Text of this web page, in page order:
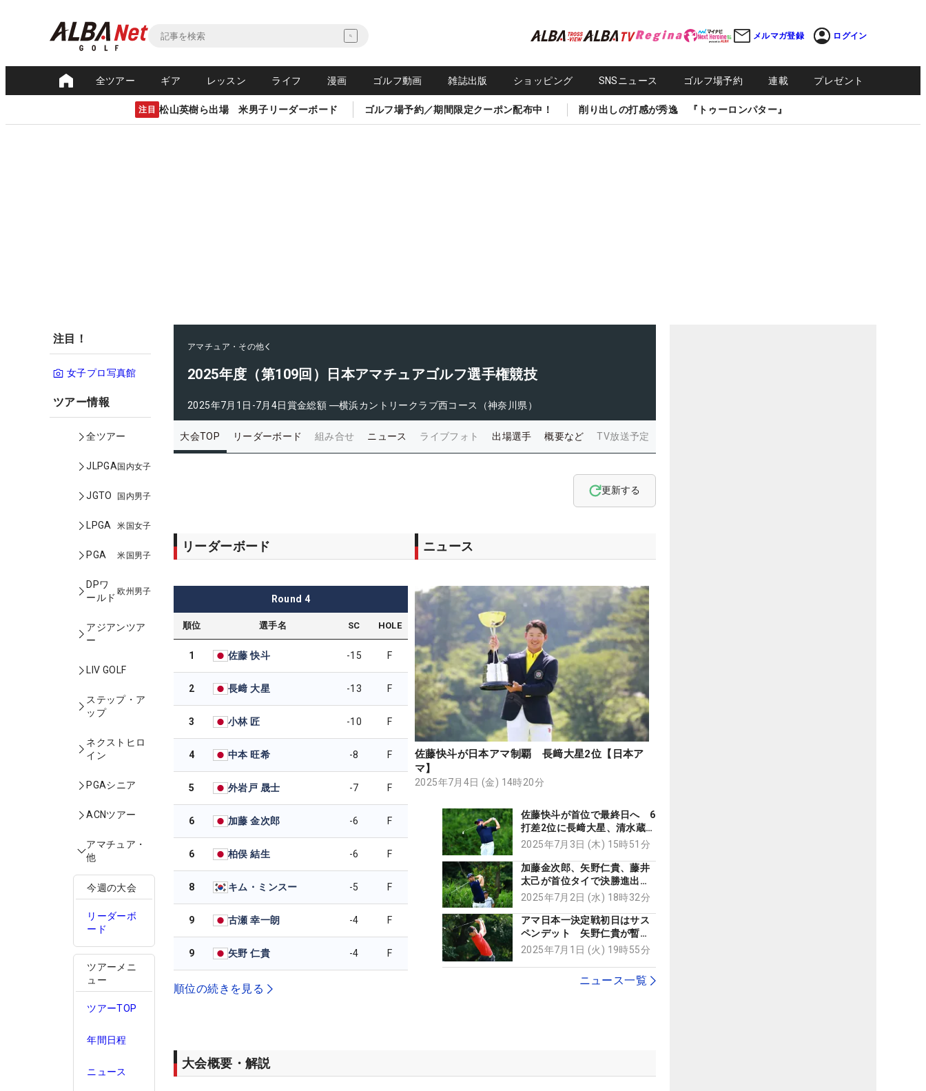
メルマガ登録 ログイン
全ツアー ギア レッスン ライフ 漫画 ゴルフ動画 雑誌出版 ショッピング SNSニュース ゴルフ場予約 連載 プレゼント
注目 松山英樹ら出場 米男子リーダーボード ゴルフ場予約／期間限定クーポン配布中！ 削り出しの打感が秀逸 『トゥーロンパター』
注目！
女子プロ写真館
ツアー情報
全ツアー
JLPGA国内女子
JGTO 国内男子
LPGA 米国女子
PGA 米国男子
DPワ
ールド
欧州男子
アジアンツア
ー
LIV GOLF
ステップ・ア
ップ
ネクストヒロ
イン
PGAシニア
ACNツアー
アマチュア・
他
今週の大会
リーダーボ
ード
ツアーメニ
ュー
ツアーTOP
年間日程
ニュース
アマチュア・その他
2025年度（第109回）日本アマチュアゴルフ選手権競技
2025年7月1日-7月4日賞金総額 ―横浜カントリークラブ西コース（神奈川県）
大会TOP リーダーボード 組み合せ ニュース ライブフォト 出場選手 概要など TV放送予定
更新する
リーダーボード
Round 4
順位 選手名 SC HOLE
1 佐藤 快斗 -15 F
2 長﨑 大星 -13 F
3 小林 匠 -10 F
4 中本 旺希 -8 F
5 外岩戸 晟士 -7 F
6 加藤 金次郎 -6 F
6 柏俣 結生 -6 F
8 キム・ミンスー -5 F
9 古瀬 幸一朗 -4 F
9 矢野 仁貴 -4 F
順位の続きを見る
ニュース
佐藤快斗が日本アマ制覇 長﨑大星2位【日本ア
マ】
2025年7月4日 (金) 14時20分
佐藤快斗が首位で最終日へ 6
打差2位に長﨑大星、清水蔵之
介ら【日本アマ】
2025年7月3日 (木) 15時51分
加藤金次郎、矢野仁貴、藤井
太己が首位タイで決勝進出
中野麟太朗32位、松山茉生は
2025年7月2日 (水) 18時32分
アマ日本一決定戦初日はサス
ペンデット 矢野仁貴が暫定
首位 昨年覇者の松山茉生は
2025年7月1日 (火) 19時55分
ニュース一覧
大会概要・解説